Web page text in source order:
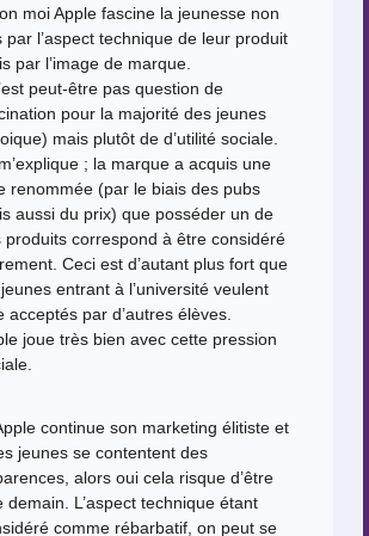
moi Apple fascine la jeunesse non
par l’aspect technique de leur produit
par l’image de marque.
peut-être pas question de
pour la majorité des jeunes
mais plutôt de d’utilité sociale.
; la marque a acquis une
renommée (par le biais des pubs
aussi du prix) que posséder un de
produits correspond à être considéré
Ceci est d’autant plus fort que
entrant à l’université veulent
acceptés par d’autres élèves.
joue très bien avec cette pression
continue son marketing élitiste et
jeunes se contentent des
alors oui cela risque d’être
demain. L’aspect technique étant
comme rébarbatif, on peut se